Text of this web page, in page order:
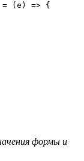
= (e) => {
формы и